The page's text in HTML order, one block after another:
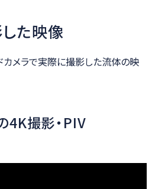
た映像
カメラで実際に撮影した流体の映
4K撮影・PIV